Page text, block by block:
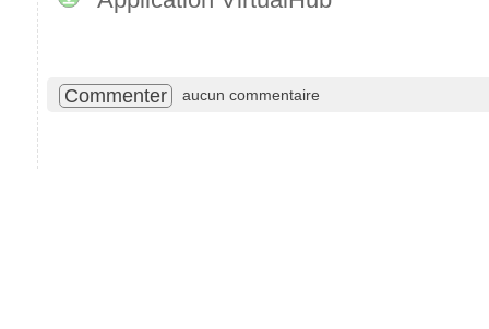
Commenter aucun commentaire